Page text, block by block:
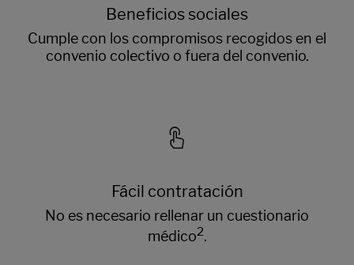
Beneficios sociales
Cumple con los compromisos recogidos en el
convenio colectivo o fuera del convenio.
Fácil contratación
No es necesario rellenar un cuestionario
médico2.